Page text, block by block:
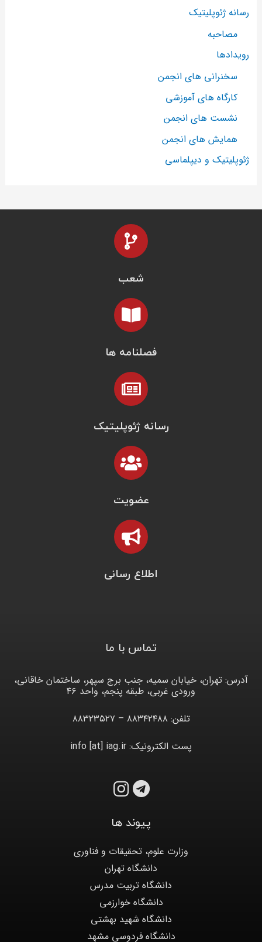
رسانه ژئوپلیتیک
مصاحبه
رویدادها
سخنرانی های انجمن
کارگاه های آموزشی
نشست های انجمن
همایش های انجمن
ژئوپلیتیک و دیپلماسی
شعب
فصلنامه ها
رسانه ژئوپلیتیک
عضویت
اطلاع رسانی
تماس با ما
آدرس: تهران، خیابان سمیه، جنب برج سپهر، ساختمان خاقانی،
ورودی غربی، طبقه پنجم، واحد ۴۶
تلفن: ۸۸۳۴۲۴۸۸ – ۸۸۳۲۳۵۲۷
پست الکترونیک: info [at] iag.ir
پیوند ها
وزارت علوم، تحقیقات و فناوری
دانشگاه تهران
دانشگاه تربیت مدرس
دانشگاه خوارزمی
دانشگاه شهید بهشتی
دانشگاه فردوسی مشهد